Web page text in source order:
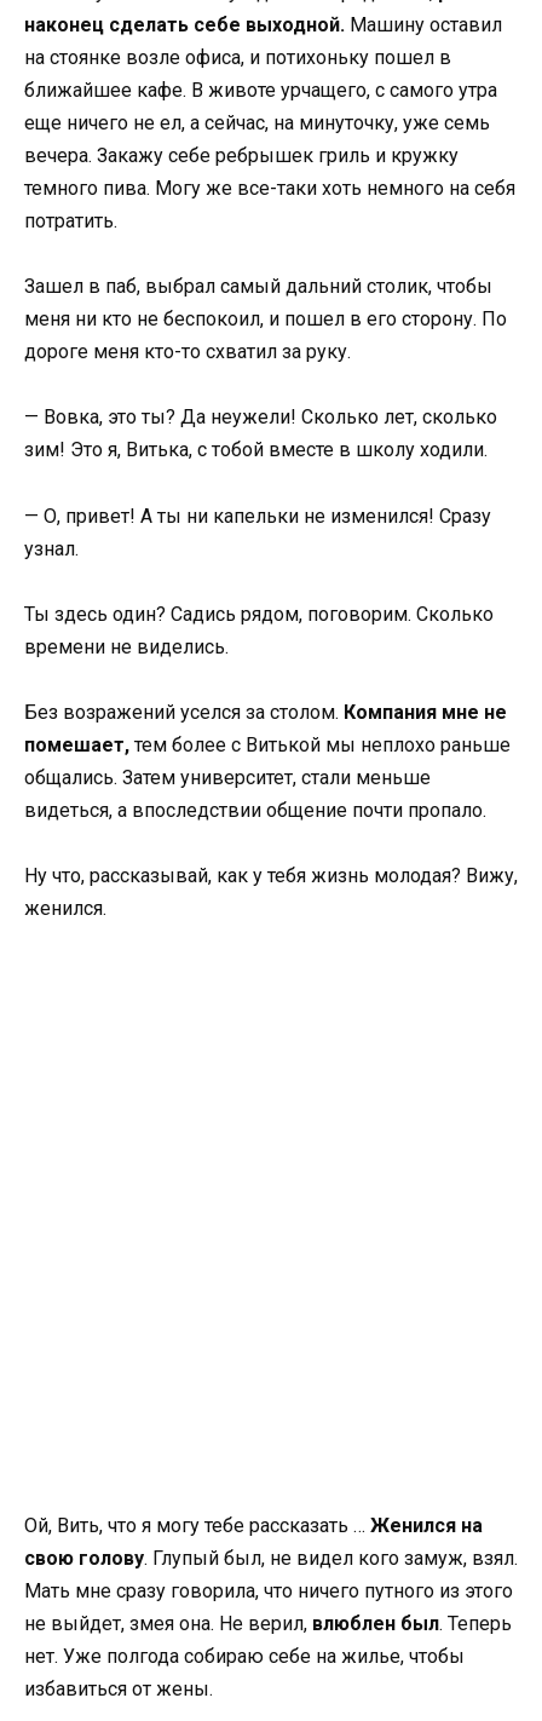
наконец сделать себе выходной. Машину оставил
на стоянке возле офиса, и потихоньку пошел в
ближайшее кафе. В животе урчащего, с самого утра
еще ничего не ел, а сейчас, на минуточку, уже семь
вечера. Закажу себе ребрышек гриль и кружку
темного пива. Могу же все-таки хоть немного на себя
потратить.
Зашел в паб, выбрал самый дальний столик, чтобы
меня ни кто не беспокоил, и пошел в его сторону. По
дороге меня кто-то схватил за руку.
— Вовка, это ты? Да неужели! Сколько лет, сколько
зим! Это я, Витька, с тобой вместе в школу ходили.
— О, привет! А ты ни капельки не изменился! Сразу
узнал.
Ты здесь один? Садись рядом, поговорим. Сколько
времени не виделись.
Без возражений уселся за столом. Компания мне не
помешает, тем более с Витькой мы неплохо раньше
общались. Затем университет, стали меньше
видеться, а впоследствии общение почти пропало.
Ну что, рассказывай, как у тебя жизнь молодая? Вижу,
женился.
Ой, Вить, что я могу тебе рассказать … Женился на
свою голову. Глупый был, не видел кого замуж, взял.
Мать мне сразу говорила, что ничего путного из этого
не выйдет, змея она. Не верил, влюблен был. Теперь
нет. Уже полгода собираю себе на жилье, чтобы
избавиться от жены.